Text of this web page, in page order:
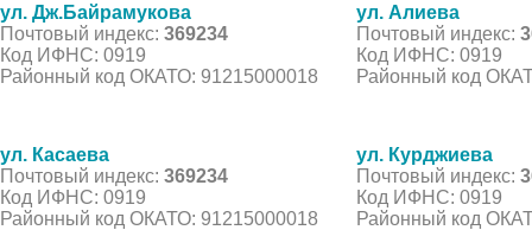
ул. Дж.Байрамукова
Почтовый индекс: 369234
Код ИФНС: 0919
Районный код ОКАТО: 91215000018
ул. Алиева
Почтовый индекс:
Код ИФНС: 0919
Районный код
ул. Касаева
Почтовый индекс: 369234
Код ИФНС: 0919
Районный код ОКАТО: 91215000018
ул. Курджиева
Почтовый индекс:
Код ИФНС: 0919
Районный код